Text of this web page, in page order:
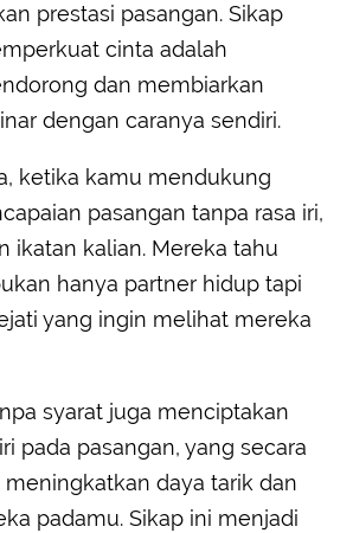
prestasi pasangan. Sikap
cinta adalah
dan membiarkan
dengan caranya sendiri.
ketika kamu mendukung
pasangan tanpa rasa iri,
ikatan kalian. Mereka tahu
hanya partner hidup tapi
yang ingin melihat mereka
syarat juga menciptakan
pada pasangan, yang secara
daya tarik dan
padamu. Sikap ini menjadi